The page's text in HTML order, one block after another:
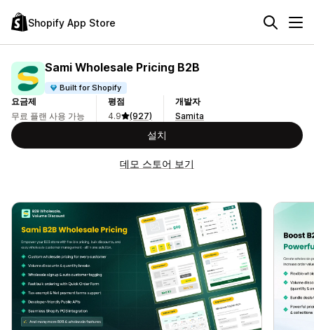
Shopify App Store
Sami Wholesale Pricing B2B
Built for Shopify
요금제
무료 플랜 사용 가능
평점
4.9
(927)
개발자
Samita
설치
데모 스토어 보기